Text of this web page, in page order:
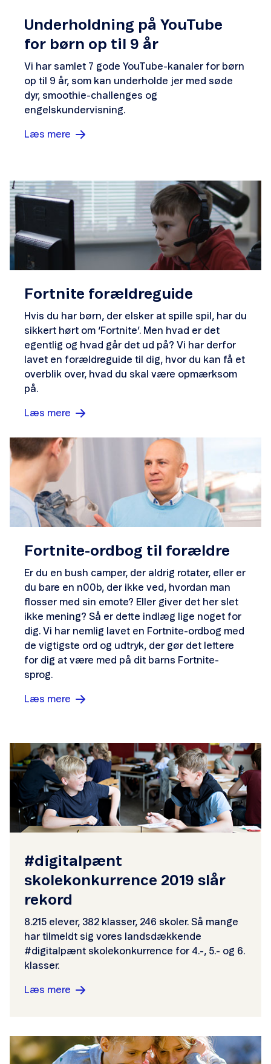
Underholdning på YouTube
for børn op til 9 år
Vi har samlet 7 gode YouTube-kanaler for børn
op til 9 år, som kan underholde jer med søde
dyr, smoothie-challenges og
engelskundervisning.
Læs mere
Fortnite forældreguide
Hvis du har børn, der elsker at spille spil, har du
sikkert hørt om ‘Fortnite’. Men hvad er det
egentlig og hvad går det ud på? Vi har derfor
lavet en forældreguide til dig, hvor du kan få et
overblik over, hvad du skal være opmærksom
på.
Læs mere
Fortnite-ordbog til forældre
Er du en bush camper, der aldrig rotater, eller er
du bare en n00b, der ikke ved, hvordan man
flosser med sin emote? Eller giver det her slet
ikke mening? Så er dette indlæg lige noget for
dig. Vi har nemlig lavet en Fortnite-ordbog med
de vigtigste ord og udtryk, der gør det lettere
for dig at være med på dit barns Fortnite-
sprog.
Læs mere
#digitalpænt
skolekonkurrence 2019 slår
rekord
8.215 elever, 382 klasser, 246 skoler. Så mange
har tilmeldt sig vores landsdækkende
#digitalpænt skolekonkurrence for 4.-, 5.- og 6.
klasser.
Læs mere